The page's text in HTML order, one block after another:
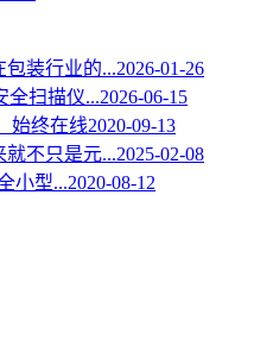
包装行业的...2026-01-26
全扫描仪...2026-06-15
始终在线2020-09-13
就不只是元...2025-02-08
小型...2020-08-12